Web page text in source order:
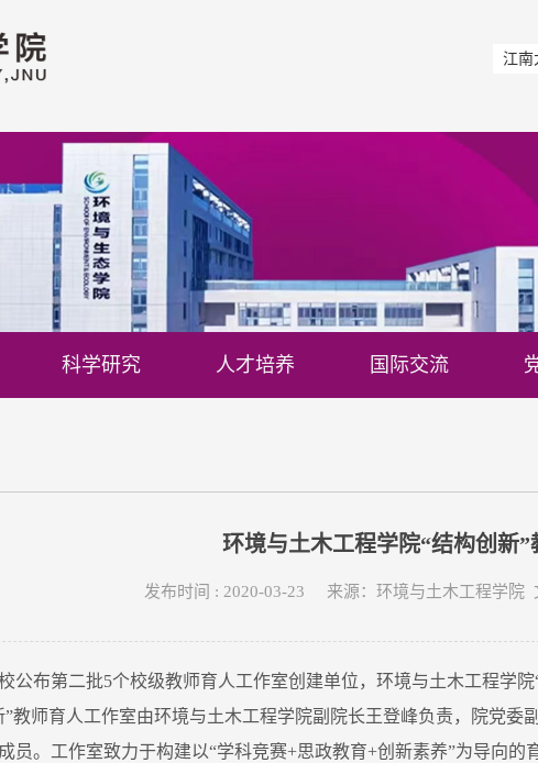
江南
科学研究 人才培养 国际交流
环境与土木工程学院“结构创新
发布时间 : 2020-03-23 来源：环境与土木工程学院
公布第二批5个校级教师育人工作室创建单位，环境与土木工程学院
”教师育人工作室由环境与土木工程学院副院长王登峰负责，院党
员。工作室致力于构建以“学科竞赛+思政教育+创新素养”为导向的